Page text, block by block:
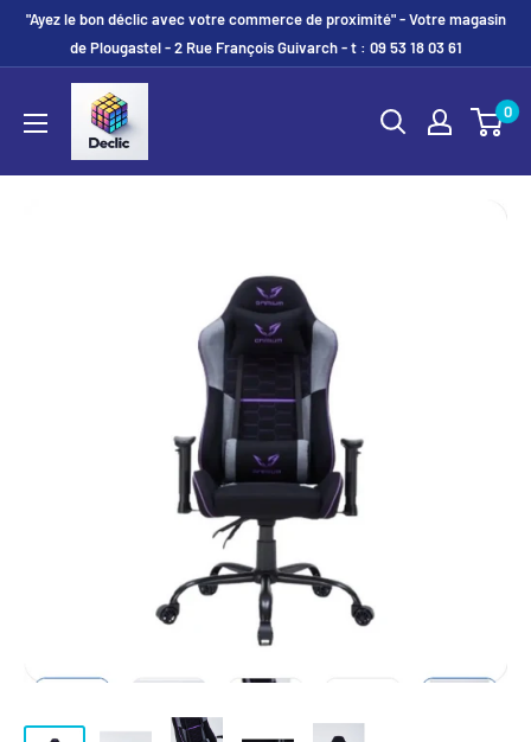
"Ayez le bon déclic avec votre commerce de proximité" - Votre magasin
de Plougastel - 2 Rue François Guivarch - t : 09 53 18 03 61
0